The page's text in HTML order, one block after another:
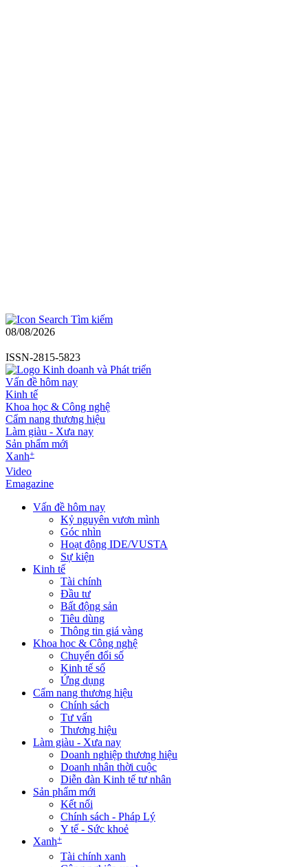
Tìm kiếm
08/08/2026
ISSN-2815-5823
Vấn đề hôm nay
Kinh tế
Khoa học & Công nghệ
Cẩm nang thương hiệu
Làm giàu - Xưa nay
Sản phẩm mới
Xanh+
Video
Emagazine
Vấn đề hôm nay
Kỷ nguyên vươn mình
Góc nhìn
Hoạt động IDE/VUSTA
Sự kiện
Kinh tế
Tài chính
Đầu tư
Bất động sản
Tiêu dùng
Thông tin giá vàng
Khoa học & Công nghệ
Chuyển đổi số
Kinh tế số
Ứng dụng
Cẩm nang thương hiệu
Chính sách
Tư vấn
Thương hiệu
Làm giàu - Xưa nay
Doanh nghiệp thương hiệu
Doanh nhân thời cuộc
Diễn đàn Kinh tế tư nhân
Sản phẩm mới
Kết nối
Chính sách - Pháp Lý
Y tế - Sức khoẻ
Xanh+
Tài chính xanh